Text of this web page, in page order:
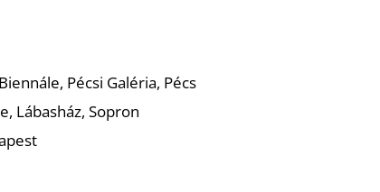
Pécsi Galéria, Pécs
Lábasház, Sopron